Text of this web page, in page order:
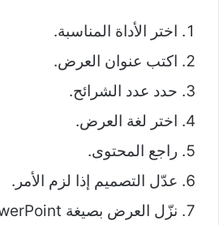
اختر الأداة المناسبة.
اكتب عنوان العرض.
حدد عدد الشرائح.
اختر لغة العرض.
راجع المحتوى.
عدّل التصميم إذا لزم الأمر.
نزّل العرض بصيغة PowerPoint أو PDF.